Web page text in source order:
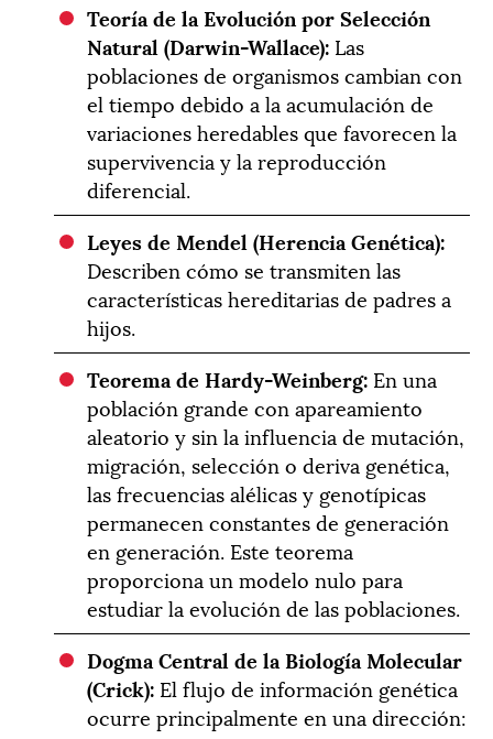
Teoría de la Evolución por Selección
Natural (Darwin-Wallace): Las
poblaciones de organismos cambian con
el tiempo debido a la acumulación de
variaciones heredables que favorecen la
supervivencia y la reproducción
diferencial.
Leyes de Mendel (Herencia Genética):
Describen cómo se transmiten las
características hereditarias de padres a
hijos.
Teorema de Hardy-Weinberg: En una
población grande con apareamiento
aleatorio y sin la influencia de mutación,
migración, selección o deriva genética,
las frecuencias alélicas y genotípicas
permanecen constantes de generación
en generación. Este teorema
proporciona un modelo nulo para
estudiar la evolución de las poblaciones.
Dogma Central de la Biología Molecular
(Crick): El flujo de información genética
ocurre principalmente en una dirección: